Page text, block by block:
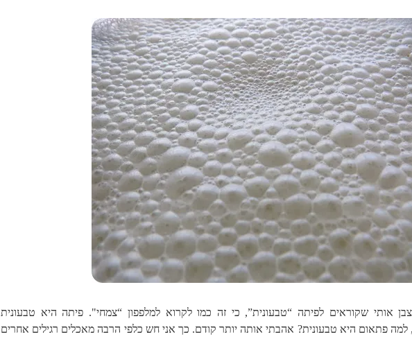
אותי שקוראים לפיתה “טבעונית”, כי זה כמו לקרוא למלפפון “צמחי". פיתה היא טבעונית
פתאום היא טבעונית? אהבתי אותה יותר קודם. כך אני חש כלפי הרבה מאכלים רגילים אחרים